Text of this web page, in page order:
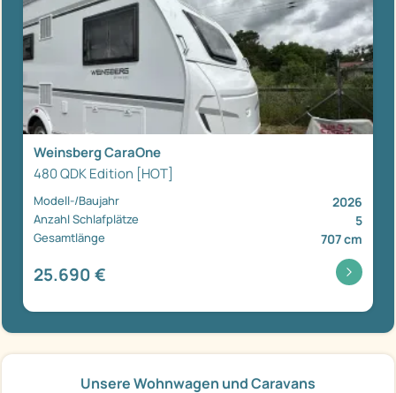
Weinsberg CaraOne
480 QDK Edition [HOT]
Modell-/Baujahr 2026
Anzahl Schlafplätze 5
Gesamtlänge 707 cm
25.690 €
Unsere Wohnwagen und Caravans